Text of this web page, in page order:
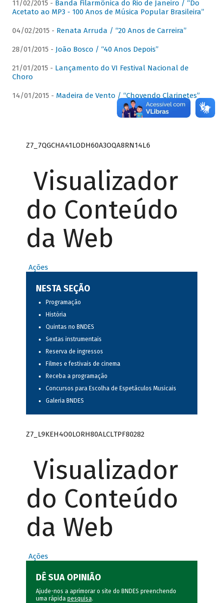
11/02/2015 - Banda Filarmônica do Rio de Janeiro / “Do
Acetato ao MP3 - 100 Anos de Música Popular Brasileira”
04/02/2015 - Renata Arruda / “20 Anos de Carreira”
28/01/2015 - João Bosco / “40 Anos Depois”
21/01/2015 - Lançamento do VI Festival Nacional de
Choro
14/01/2015 - Madeira de Vento / “Chovendo Clarinetes”
Z7_7QGCHA41LODH60A3OQA8RN14L6
Visualizador
do Conteúdo
da Web
Ações
NESTA SEÇÃO
Programação
História
Quintas no BNDES
Sextas instrumentais
Reserva de ingressos
Filmes e festivais de cinema
Receba a programação
Concursos para Escolha de Espetáculos Musicais
Galeria BNDES
Z7_L9KEH4O0LORH80ALCLTPF80282
Visualizador
do Conteúdo
da Web
Ações
DÊ SUA OPINIÃO
Ajude-nos a aprimorar o site do BNDES preenchendo
uma rápida pesquisa.